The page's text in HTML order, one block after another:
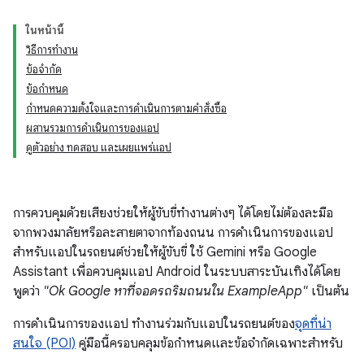
ในหน้านี้
วิธีการทำงาน
ข้อจำกัด
ข้อกำหนด
กำหนดความตั้งใจและการดำเนินการตามคำสั่งซื้อ
ผสานรวมการดำเนินการของแอป
ดูตัวอย่าง ทดสอบ และเผยแพร่แอป
การควบคุมด้วยเสียงช่วยให้ผู้ขับขี่ทำงานต่างๆ ได้โดยไม่ต้องละมือ
จากพวงมาลัยหรือละสายตาจากท้องถนน การดำเนินการของแอป
สำหรับแอปในรถยนต์ช่วยให้ผู้ขับขี่ ใช้ Gemini หรือ Google
Assistant เพื่อควบคุมแอป Android ในระบบสาระบันเทิงได้โดย
พูดว่า "Ok Google หาที่จอดรถริมถนนใน ExampleApp" เป็นต้น
การดำเนินการของแอป ทำงานร่วมกับแอปในรถยนต์ของจุดที่น่า
สนใจ (POI) คู่มือนี้ครอบคลุมข้อกำหนดและข้อจำกัดเฉพาะสำหรับ